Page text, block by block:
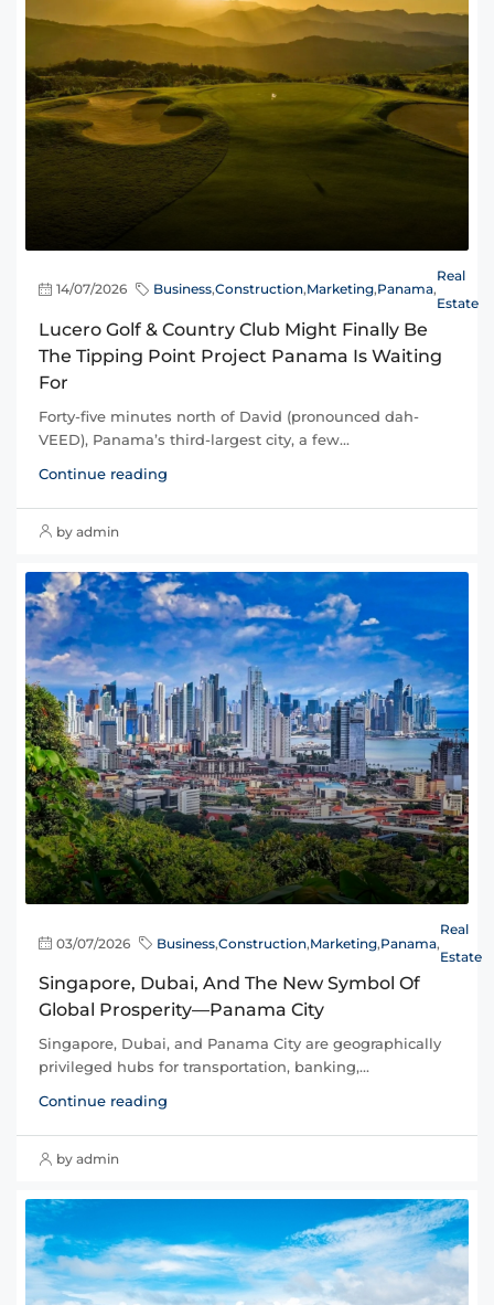
14/07/2026 Business,Construction,Marketing,Panama,
Real
Estate
Lucero Golf & Country Club Might Finally Be
The Tipping Point Project Panama Is Waiting
For
Forty-five minutes north of David (pronounced dah-
VEED), Panama’s third-largest city, a few...
Continue reading
by admin
03/07/2026 Business,Construction,Marketing,Panama,
Real
Estate
Singapore, Dubai, And The New Symbol Of
Global Prosperity—Panama City
Singapore, Dubai, and Panama City are geographically
privileged hubs for transportation, banking,...
Continue reading
by admin